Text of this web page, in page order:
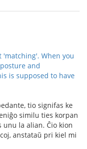
When you
and
is supposed to have
tio signifas ke
similu ties korpan
la alian. Ĉio kion
anstataŭ pri kiel mi